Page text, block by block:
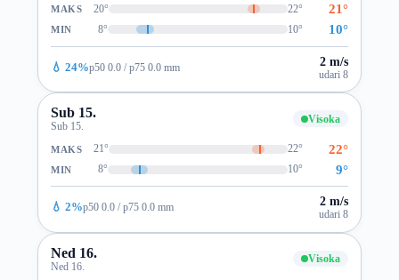
MAKS 20° 22° 21°
MIN 8° 10° 10°
💧 24%p50 0.0 / p75 0.0 mm 2 m/s
udari 8
Sub 15.
Sub 15.
Visoka
MAKS 21° 22° 22°
MIN 8° 10° 9°
💧 2%p50 0.0 / p75 0.0 mm 2 m/s
udari 8
Ned 16.
Ned 16.
Visoka